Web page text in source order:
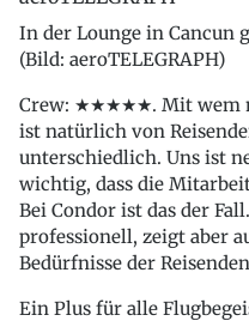
In der Lounge in Cancun
(Bild: aeroTELEGRAPH)
Crew: ★★★★★. Mit wem
ist natürlich von
unterschiedlich. Uns ist
wichtig, dass die
Bei Condor ist das der
professionell, zeigt aber
Bedürfnisse der
Ein Plus für alle